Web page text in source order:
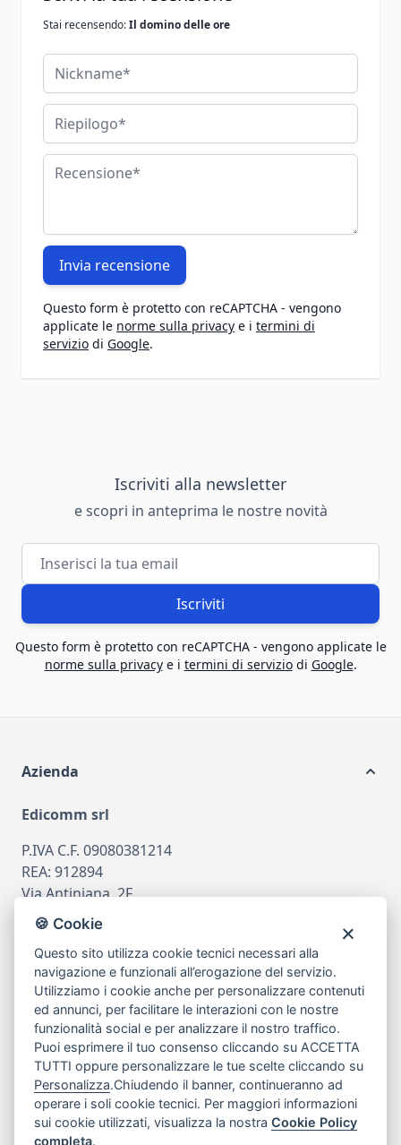
Stai recensendo:Il domino delle ore
Nickname
Riepilogo
Recensione
Invia recensione
Questo form è protetto con reCAPTCHA - vengono
applicate le norme sulla privacy e i termini di
servizio di Google.
Iscriviti alla newsletter
e scopri in anteprima le nostre novità
Indirizzo email
Iscriviti
Questo form è protetto con reCAPTCHA - vengono applicate le
norme sulla privacye i termini di serviziodi Google.
Azienda
Edicomm srl
P.IVA C.F. 09080381214
REA: 912894
Via Antiniana, 2F
80078 Pozzuoli
tel081.7515380
emailinfo@edicomm.it
Assistenza Clienti
Chi siamo
My Account
🍪 Cookie
Questo sito utilizza cookie tecnici necessari alla
navigazione e funzionali all’erogazione del servizio.
Utilizziamo i cookie anche per personalizzare contenuti
ed annunci, per facilitare le interazioni con le nostre
funzionalità social e per analizzare il nostro traffico.
Puoi esprimere il tuo consenso cliccando su ACCETTA
TUTTI oppure personalizzare le tue scelte cliccando su
Personalizza.Chiudendo il banner, continueranno ad
operare i soli cookie tecnici. Per maggiori informazioni
sui cookie utilizzati, visualizza la nostraCookie Policy
completa.